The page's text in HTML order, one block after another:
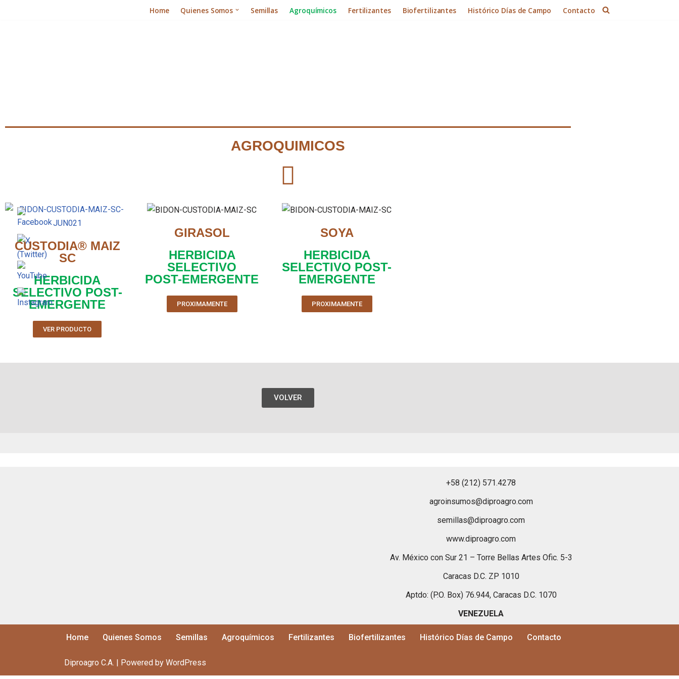
Home Quienes Somos Semillas Agroquímicos Fertilizantes Biofertilizantes Histórico Días de Campo Contacto
AGROQUIMICOS
CUSTODIA® MAIZ
SC
HERBICIDA
SELECTIVO POST-
EMERGENTE
VER PRODUCTO
GIRASOL
HERBICIDA
SELECTIVO
POST-EMERGENTE
PROXIMAMENTE
SOYA
HERBICIDA
SELECTIVO POST-
EMERGENTE​
PROXIMAMENTE
VOLVER
+58 (212) 571.4278
agroinsumos@diproagro.com
semillas@diproagro.com
www.diproagro.com
Av. México con Sur 21 – Torre Bellas Artes Ofic. 5-3
Caracas D.C. ZP 1010
Aptdo: (P.O. Box) 76.944, Caracas D.C. 1070
VENEZUELA
Home Quienes Somos Semillas Agroquímicos Fertilizantes Biofertilizantes Histórico Días de Campo Contacto
Diproagro C.A. | Powered by WordPress